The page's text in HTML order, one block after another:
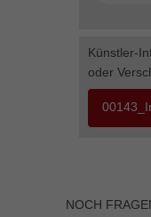
Künstler-
oder
NOCH